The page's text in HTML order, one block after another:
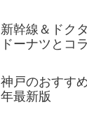
新幹線＆ドク
ドーナツとコ
神戸のおすす
年最新版